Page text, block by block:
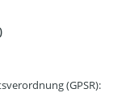
(GPSR):